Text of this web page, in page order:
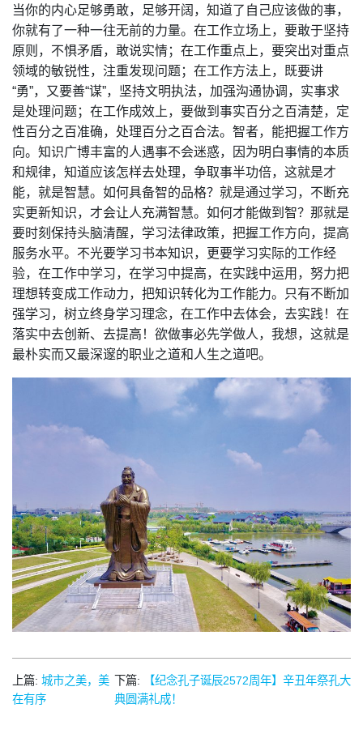
当你的内心足够勇敢，足够开阔，知道了自己应该做的事，
你就有了一种一往无前的力量。在工作立场上，要敢于坚持
原则，不惧矛盾，敢说实情；在工作重点上，要突出对重点
领域的敏锐性，注重发现问题；在工作方法上，既要讲
“勇”，又要善“谋”，坚持文明执法，加强沟通协调，实事求
是处理问题；在工作成效上，要做到事实百分之百清楚，定
性百分之百准确，处理百分之百合法。智者，能把握工作方
向。知识广博丰富的人遇事不会迷惑，因为明白事情的本质
和规律，知道应该怎样去处理，争取事半功倍，这就是才
能，就是智慧。如何具备智的品格？就是通过学习，不断充
实更新知识，才会让人充满智慧。如何才能做到智？那就是
要时刻保持头脑清醒，学习法律政策，把握工作方向，提高
服务水平。不光要学习书本知识，更要学习实际的工作经
验，在工作中学习，在学习中提高，在实践中运用，努力把
理想转变成工作动力，把知识转化为工作能力。只有不断加
强学习，树立终身学习理念，在工作中去体会，去实践！在
落实中去创新、去提高！欲做事必先学做人，我想，这就是
最朴实而又最深邃的职业之道和人生之道吧。
上篇: 城市之美，美
在有序
下篇:
【纪念孔子诞辰2572周年】辛丑年祭孔大
典圆满礼成！